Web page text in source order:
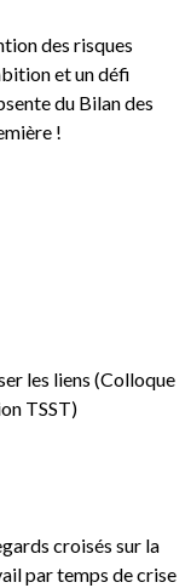
des risques
et un défi
du Bilan des
!
les liens (Colloque
TSST)
croisés sur la
par temps de crise